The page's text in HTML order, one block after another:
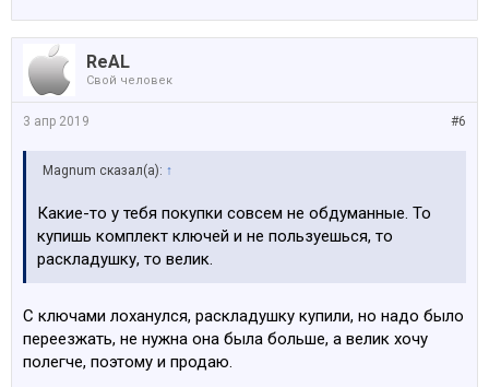
ReAL
Свой человек
#6
3 апр 2019
Magnum сказал(а): ↑
Какие-то у тебя покупки совсем не обдуманные. То
купишь комплект ключей и не пользуешься, то
раскладушку, то велик.
С ключами лоханулся, раскладушку купили, но надо было
переезжать, не нужна она была больше, а велик хочу
полегче, поэтому и продаю.